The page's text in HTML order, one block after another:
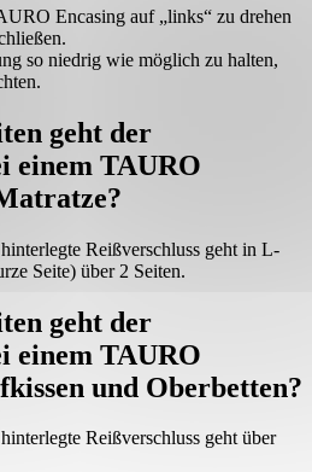
Encasing auf „links“ zu drehen
so niedrig wie möglich zu halten,
geht der
einem TAURO
Reißverschluss geht in L-
Seite) über 2 Seiten.
geht der
einem TAURO
und Oberbetten?
Reißverschluss geht über